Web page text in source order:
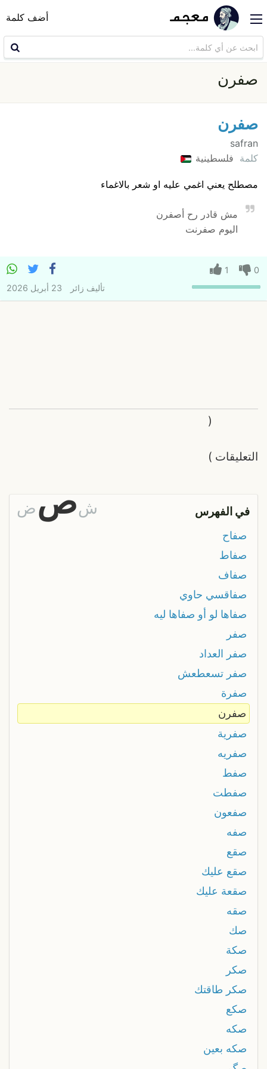
أضف كلمة
صفرن
صفرن
safran
كلمة فلسطينية
مصطلح يعني اغمي عليه او شعر بالاغماء
مش قادر رح أصفرن
اليوم صفرنت
0
1
تأليف زائر 23 أبريل 2026
التعليقات
(
)
في الفهرس شصض
صفاح
صفاط
صفاف
صفاقسي حاوي
صفاها لو أو صفاها ليه
صفر
صفر العداد
صفر تسعطعش
صفرة
صفرن
صفرية
صفريه
صفط
صفطت
صفعون
صفه
صقع
صقع عليك
صقعة عليك
صقه
صك
صكة
صكر
صكر طاقتك
صكع
صكه
صكه بعين